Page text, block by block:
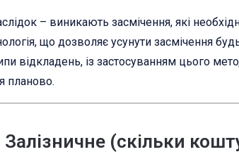
– виникають засмічення, які
що дозволяє усунути засмічення
відкладень, із застосуванням цього
планово.
(скільки